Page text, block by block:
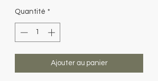
Quantité *
Ajouter au panier